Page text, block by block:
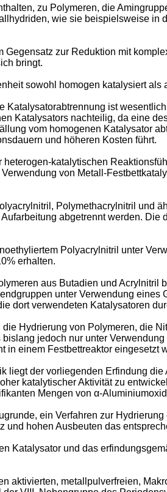
zu Polymeren, die
wie sie beispielsweise
Gegensatz zur Reduktion mit
bringt.
sowohl homogen katalysiert als
Katalysatorabtrennung ist
Katalysators nachteilig, da eine
vom homogenen Katalysator
und höheren Kosten führt.
katalytischen
von Metall-
Polymethacrylnitril und
abgetrennt werden.
Polyacrylnitril unter
erhalten.
aus Butadien und
unter Verwendung
dort verwendeten Katalysatoren
Hydrierung von Polymeren, die
jedoch nur unter
in einem Festbettreaktor eingesetzt
liegt der vorliegenden Erfindung
katalytischer Aktivität zu
Mengen von α-
ein Verfahren zur
hohen Ausbeuten das
Katalysator und das
aktivierten, metallpulverfreien,